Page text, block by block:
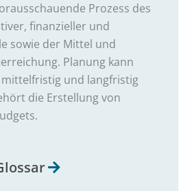
Prozess des
finanzieller und
sowie der Mittel und
Planung kann
und langfristig
die Erstellung von